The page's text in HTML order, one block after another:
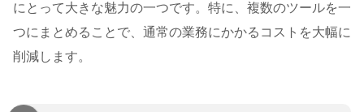
にとって大きな魅力の一つです。特に、複数のツールを一
つにまとめることで、通常の業務にかかるコストを大幅に
削減します。